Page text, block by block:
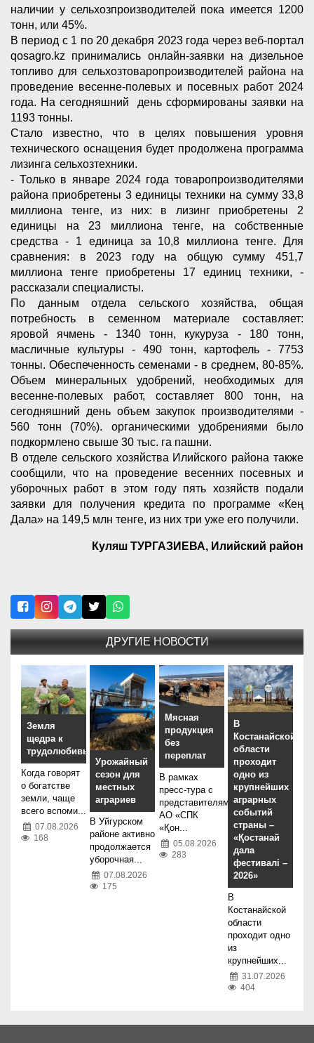
наличии у сельхозпроизводителей пока имеется 1200
тонн, или 45%.
В период с 1 по 20 декабря 2023 года через веб-портал
qosagro.kz принимались онлайн-заявки на дизельное
топливо для сельхозтоваропроизводителей района на
проведение весенне-полевых и посевных работ 2024
года. На сегодняшний день сформированы заявки на
1193 тонны.
Стало известно, что в целях повышения уровня
технического оснащения будет продолжена программа
лизинга сельхозтехники.
- Только в январе 2024 года товаропроизводителями
района приобретены 3 единицы техники на сумму 33,8
миллиона тенге, из них: в лизинг приобретены 2
единицы на 23 миллиона тенге, на собственные
средства - 1 единица за 10,8 миллиона тенге. Для
сравнения: в 2023 году на общую сумму 451,7
миллиона тенге приобретены 17 единиц техники, -
рассказали специалисты.
По данным отдела сельского хозяйства, общая
потребность в семенном материале составляет:
яровой ячмень - 1340 тонн, кукуруза - 180 тонн,
масличные культуры - 490 тонн, картофель - 7753
тонны. Обеспеченность семенами - в среднем, 80-85%.
Объем минеральных удобрений, необходимых для
весенне-полевых работ, составляет 800 тонн, на
сегодняшний день объем закупок производителями -
560 тонн (70%). органическими удобрениями было
подкормлено свыше 30 тыс. га пашни.
В отделе сельского хозяйства Илийского района также
сообщили, что на проведение весенних посевных и
уборочных работ в этом году пять хозяйств подали
заявки для получения кредита по программе «Кең
Дала» на 149,5 млн тенге, из них три уже его получили.
Куляш ТУРГАЗИЕВА, Илийский район
ДРУГИЕ НОВОСТИ
Земля
щедра к
трудолюбивым
Когда говорят
о богатстве
земли, чаще
всего вспоми...
07.08.2026
168
Урожайный
сезон для
местных
аграриев
В Уйгурском
районе активно
продолжается
уборочная...
07.08.2026
175
Мясная
продукция
без
переплат
В рамках
пресс-тура с
представителями
АО «СПК
«Қон...
05.08.2026
283
В
Костанайской
области
проходит
одно из
крупнейших
аграрных
событий
страны –
«Қостанай
дала
фестивалі –
2026»
В
Костанайской
области
проходит одно
из
крупнейших...
31.07.2026
404